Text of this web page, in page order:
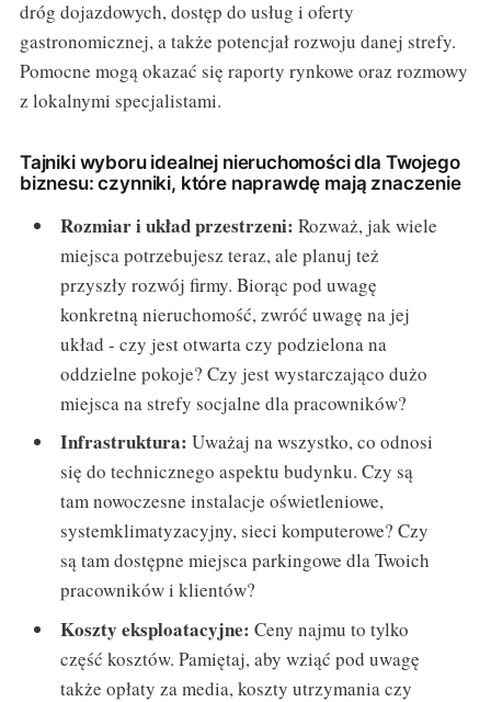
dróg dojazdowych, dostęp do usług i oferty
gastronomicznej, a także potencjał rozwoju danej strefy.
Pomocne mogą okazać się raporty rynkowe oraz rozmowy
z lokalnymi specjalistami.
Tajniki wyboru idealnej nieruchomości dla Twojego
biznesu: czynniki, które naprawdę mają znaczenie
Rozmiar i układ przestrzeni: Rozważ, jak wiele
miejsca potrzebujesz teraz, ale planuj też
przyszły rozwój firmy. Biorąc pod uwagę
konkretną nieruchomość, zwróć uwagę na jej
układ - czy jest otwarta czy podzielona na
oddzielne pokoje? Czy jest wystarczająco dużo
miejsca na strefy socjalne dla pracowników?
Infrastruktura: Uważaj na wszystko, co odnosi
się do technicznego aspektu budynku. Czy są
tam nowoczesne instalacje oświetleniowe,
systemklimatyzacyjny, sieci komputerowe? Czy
są tam dostępne miejsca parkingowe dla Twoich
pracowników i klientów?
Koszty eksploatacyjne: Ceny najmu to tylko
część kosztów. Pamiętaj, aby wziąć pod uwagę
także opłaty za media, koszty utrzymania czy